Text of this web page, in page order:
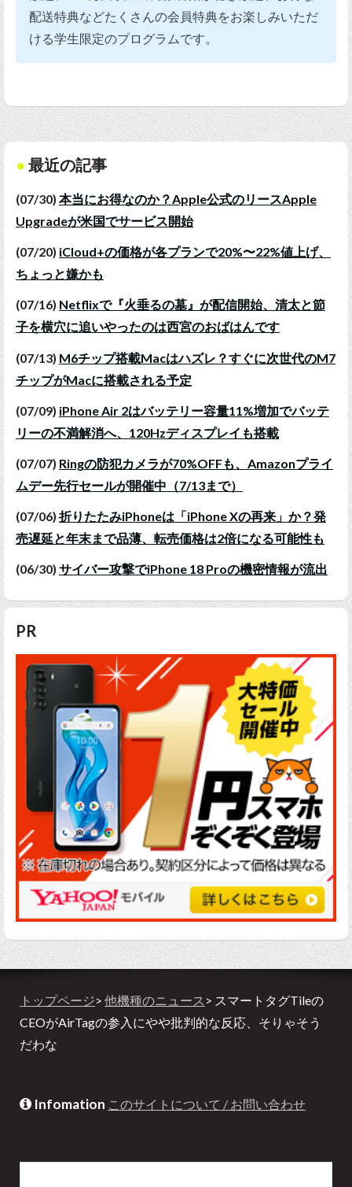
配送特典などたくさんの会員特典をお楽しみいただ
ける学生限定のプログラムです。
最近の記事
(07/30) 本当にお得なのか？Apple公式のリースApple
Upgradeが米国でサービス開始
(07/20) iCloud+の価格が各プランで20%〜22%値上げ、
ちょっと嫌かも
(07/16) Netflixで『火垂るの墓』が配信開始、清太と節
子を横穴に追いやったのは西宮のおばはんです
(07/13) M6チップ搭載Macはハズレ？すぐに次世代のM7
チップがMacに搭載される予定
(07/09) iPhone Air 2はバッテリー容量11%増加でバッテ
リーの不満解消へ、120Hzディスプレイも搭載
(07/07) Ringの防犯カメラが70%OFFも、Amazonプライ
ムデー先行セールが開催中（7/13まで）
(07/06) 折りたたみiPhoneは「iPhone Xの再来」か？発
売遅延と年末まで品薄、転売価格は2倍になる可能性も
(06/30) サイバー攻撃でiPhone 18 Proの機密情報が流出
PR
トップページ> 他機種のニュース > スマートタグTileの
CEOがAirTagの参入にやや批判的な反応、そりゃそう
だわな
Infomation このサイトについて / お問い合わせ